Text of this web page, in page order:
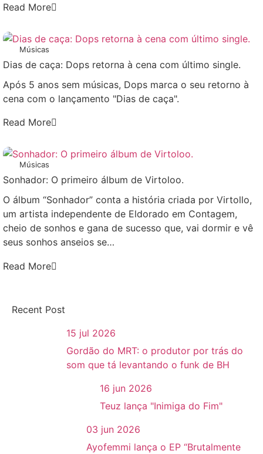
Read More
Músicas
Dias de caça: Dops retorna à cena com último single.
Após 5 anos sem músicas, Dops marca o seu retorno à
cena com o lançamento "Dias de caça".
Read More
Músicas
Sonhador: O primeiro álbum de Virtoloo.
O álbum “Sonhador” conta a história criada por Virtollo,
um artista independente de Eldorado em Contagem,
cheio de sonhos e gana de sucesso que, vai dormir e vê
seus sonhos anseios se…
Read More
Recent Post
15 jul 2026
Gordão do MRT: o produtor por trás do
som que tá levantando o funk de BH
16 jun 2026
Teuz lança "Inimiga do Fim"
03 jun 2026
Ayofemmi lança o EP “Brutalmente